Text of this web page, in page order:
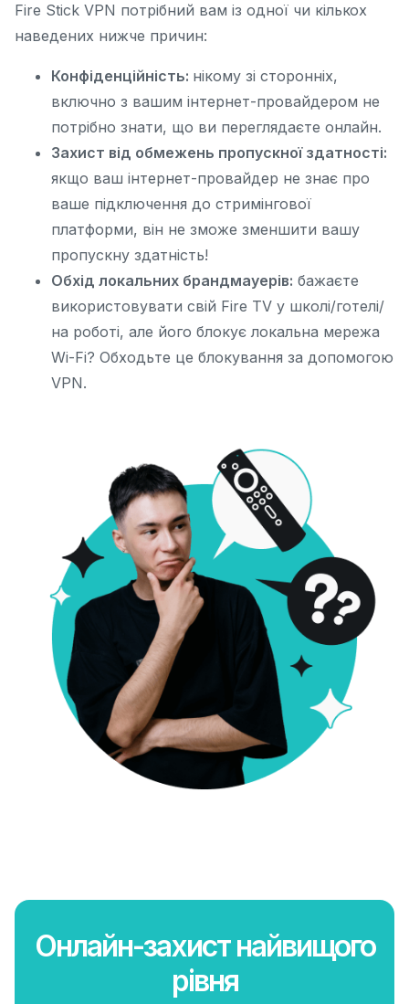
Fire Stick VPN потрібний вам із одної чи кількох
наведених нижче причин:
Конфіденційність: нікому зі сторонніх,
включно з вашим інтернет-провайдером не
потрібно знати, що ви переглядаєте онлайн.
Захист від обмежень пропускної здатності:
якщо ваш інтернет-провайдер не знає про
ваше підключення до стримінгової
платформи, він не зможе зменшити вашу
пропускну здатність!
Обхід локальних брандмауерів: бажаєте
використовувати свій Fire TV у школі/готелі/
на роботі, але його блокує локальна мережа
Wi-Fi? Обходьте це блокування за допомогою
VPN.
Онлайн-захист найвищого
рівня